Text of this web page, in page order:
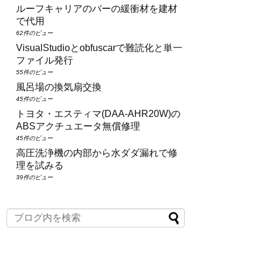
ルーフキャリアのバーの緩衝材を建材
で代用
62件のビュー
VisualStudioとobfuscarで難読化と単一
ファイル発行
55件のビュー
風呂場の換気扇交換
45件のビュー
トヨタ・エスティマ(DAA‑AHR20W)の
ABSアクチュエータ無償修理
45件のビュー
高圧洗浄機の内部から水ダダ漏れで修
理を試みる
39件のビュー